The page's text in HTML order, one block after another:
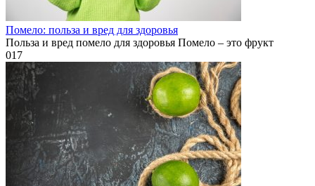
Помело: польза и вред для здоровья
Польза и вред помело для здоровья Помело – это фрукт
017